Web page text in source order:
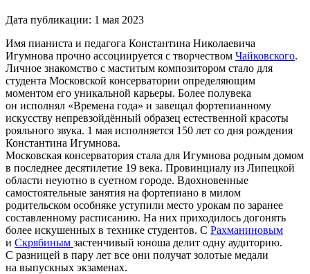
Дата публикации: 1 мая 2023
Имя пианиста и педагога Константина Николаевича
Игумнова прочно ассоциируется с творчеством Чайковского.
Личное знакомство с маститым композитором стало для
студента Московской консерватории определяющим
моментом его уникальной карьеры. Более полувека
он исполнял «Времена года» и завещал фортепианному
искусству непревзойдённый образец естественной красоты
рояльного звука. 1 мая исполняется 150 лет со дня рождения
Константина Игумнова.
Московская консерватория стала для Игумнова родным домом
в последнее десятилетие 19 века. Провинциалу из Липецкой
области неуютно в суетном городе. Вдохновенные
самостоятельные занятия на фортепиано в милом
родительском особняке уступили место урокам по заранее
составленному расписанию. На них приходилось догонять
более искушенных в технике студентов. С Рахманиновым
и Скрябиным застенчивый юноша делит одну аудиторию.
С разницей в пару лет все они получат золотые медали
на выпускных экзаменах.